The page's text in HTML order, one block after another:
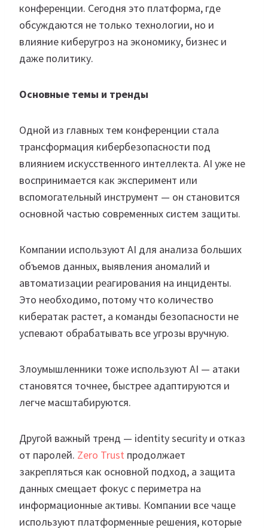
конференции. Сегодня это платформа, где
обсуждаются не только технологии, но и
влияние киберугроз на экономику, бизнес и
даже политику.
Основные темы и тренды
Одной из главных тем конференции стала
трансформация кибербезопасности под
влиянием искусственного интеллекта. AI уже не
воспринимается как эксперимент или
вспомогательный инструмент — он становится
основной частью современных систем защиты.
Компании используют AI для анализа больших
объемов данных, выявления аномалий и
автоматизации реагирования на инциденты.
Это необходимо, потому что количество
кибератак растет, а команды безопасности не
успевают обрабатывать все угрозы вручную.
Злоумышленники тоже используют AI — атаки
становятся точнее, быстрее адаптируются и
легче масштабируются.
Другой важный тренд — identity security и отказ
от паролей. Zero Trust продолжает
закрепляться как основной подход, а защита
данных смещает фокус с периметра на
информационные активы. Компании все чаще
используют платформенные решения, которые